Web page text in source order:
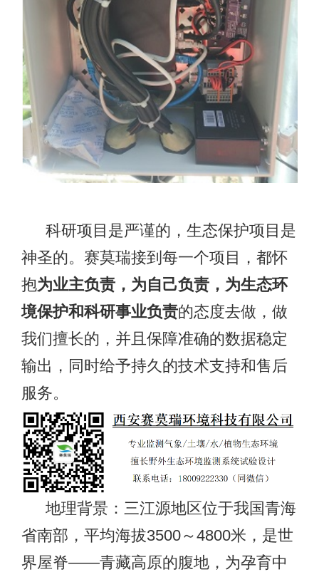
科研项目是严谨的，生态保护项目是
神圣的。赛莫瑞接到每一个项目，都怀
抱为业主负责，为自己负责，为生态环
境保护和科研事业负责的态度去做，做
我们擅长的，并且保障准确的数据稳定
输出，同时给予持久的技术支持和售后
服务。
地理背景：三江源地区位于我国青海
省南部，平均海拔3500～4800米，是世
界屋脊——青藏高原的腹地，为孕育中